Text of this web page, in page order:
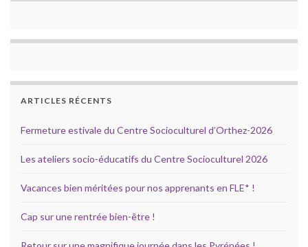
ARTICLES RÉCENTS
Fermeture estivale du Centre Socioculturel d’Orthez-2026
Les ateliers socio-éducatifs du Centre Socioculturel 2026
Vacances bien méritées pour nos apprenants en FLE* !
Cap sur une rentrée bien-être !